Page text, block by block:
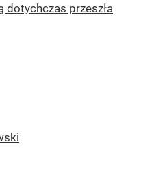
dotychczas przeszła